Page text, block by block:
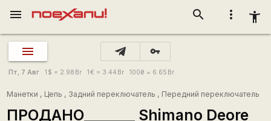
more_vert accessibility_new
search
menu
vpn_key
Пт, 7 Авг 1 $ = 2.98 Br 1€ = 3.44 Br 100₴ = 6.65 Br
Манетки , Цепь , Задний переключатель , Передний переключатель
ПРОДАНО_______ Shimano Deore